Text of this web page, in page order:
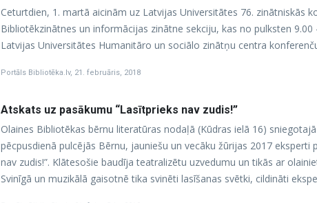
Ceturtdien, 1. martā aicinām uz Latvijas Universitātes 76. zinātniskās
Bibliotēkzinātnes un informācijas zinātne sekciju, kas no pulksten 9.00
Latvijas Universitātes Humanitāro un sociālo zinātņu centra
Portāls Bibliotēka.lv, 21. februāris, 2018
Atskats uz pasākumu “Lasītprieks nav zudis!”
Olaines Bibliotēkas bērnu literatūras nodaļā (Kūdras ielā 16)
pēcpusdienā pulcējās Bērnu, jauniešu un vecāku žūrijas 2017 eksperti
nav zudis!”. Klātesošie baudīja teatralizētu uzvedumu un tikās ar
Svinīgā un muzikālā gaisotnē tika svinēti lasīšanas svētki, cildināti